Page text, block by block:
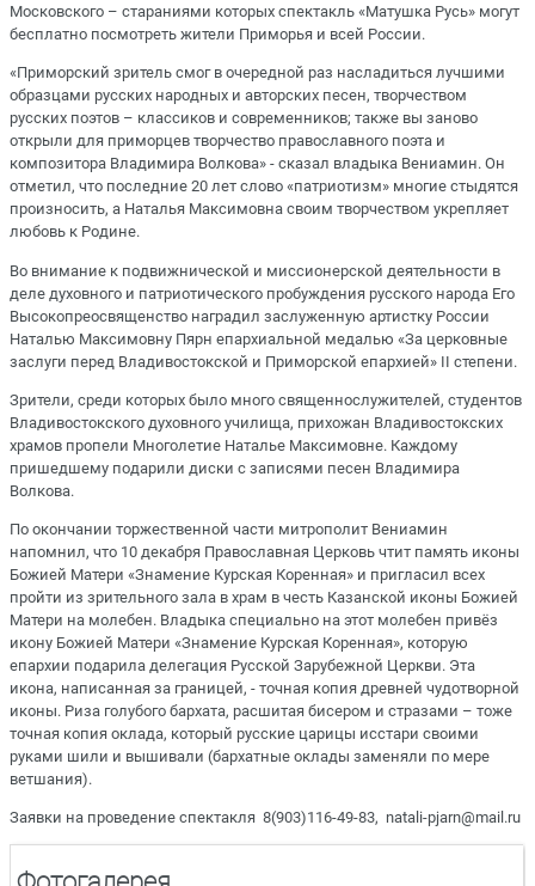
Московского – стараниями которых спектакль «Матушка Русь» могут
бесплатно посмотреть жители Приморья и всей России.
«Приморский зритель смог в очередной раз насладиться лучшими
образцами русских народных и авторских песен, творчеством
русских поэтов – классиков и современников; также вы заново
открыли для приморцев творчество православного поэта и
композитора Владимира Волкова» - сказал владыка Вениамин. Он
отметил, что последние 20 лет слово «патриотизм» многие стыдятся
произносить, а Наталья Максимовна своим творчеством укрепляет
любовь к Родине.
Во внимание к подвижнической и миссионерской деятельности в
деле духовного и патриотического пробуждения русского народа Его
Высокопреосвященство наградил заслуженную артистку России
Наталью Максимовну Пярн епархиальной медалью «За церковные
заслуги перед Владивостокской и Приморской епархией» II степени.
Зрители, среди которых было много священнослужителей, студентов
Владивостокского духовного училища, прихожан Владивостокских
храмов пропели Многолетие Наталье Максимовне. Каждому
пришедшему подарили диски с записями песен Владимира
Волкова.
По окончании торжественной части митрополит Вениамин
напомнил, что 10 декабря Православная Церковь чтит память иконы
Божией Матери «Знамение Курская Коренная» и пригласил всех
пройти из зрительного зала в храм в честь Казанской иконы Божией
Матери на молебен. Владыка специально на этот молебен привёз
икону Божией Матери «Знамение Курская Коренная», которую
епархии подарила делегация Русской Зарубежной Церкви. Эта
икона, написанная за границей, - точная копия древней чудотворной
иконы. Риза голубого бархата, расшитая бисером и стразами – тоже
точная копия оклада, который русские царицы исстари своими
руками шили и вышивали (бархатные оклады заменяли по мере
ветшания).
Заявки на проведение спектакля 8(903)116-49-83, natali-pjarn@mail.ru